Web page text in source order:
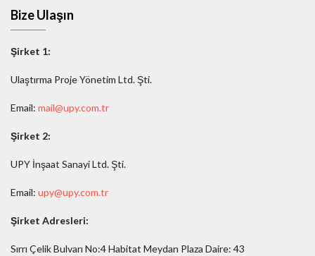
Bize Ulaşın
Şirket 1:
Ulaştırma Proje Yönetim Ltd. Şti.
Email: mail@upy.com.tr
Şirket 2:
UPY İnşaat Sanayi Ltd. Şti.
Email: upy@upy.com.tr
Şirket Adresleri:
Sırrı Çelik Bulvarı No:4 Habitat Meydan Plaza Daire: 43